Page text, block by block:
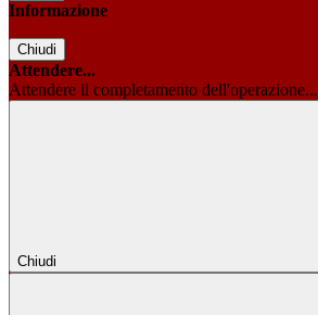
Informazione
Chiudi
Attendere...
Attendere il completamento dell'operazione...
Chiudi